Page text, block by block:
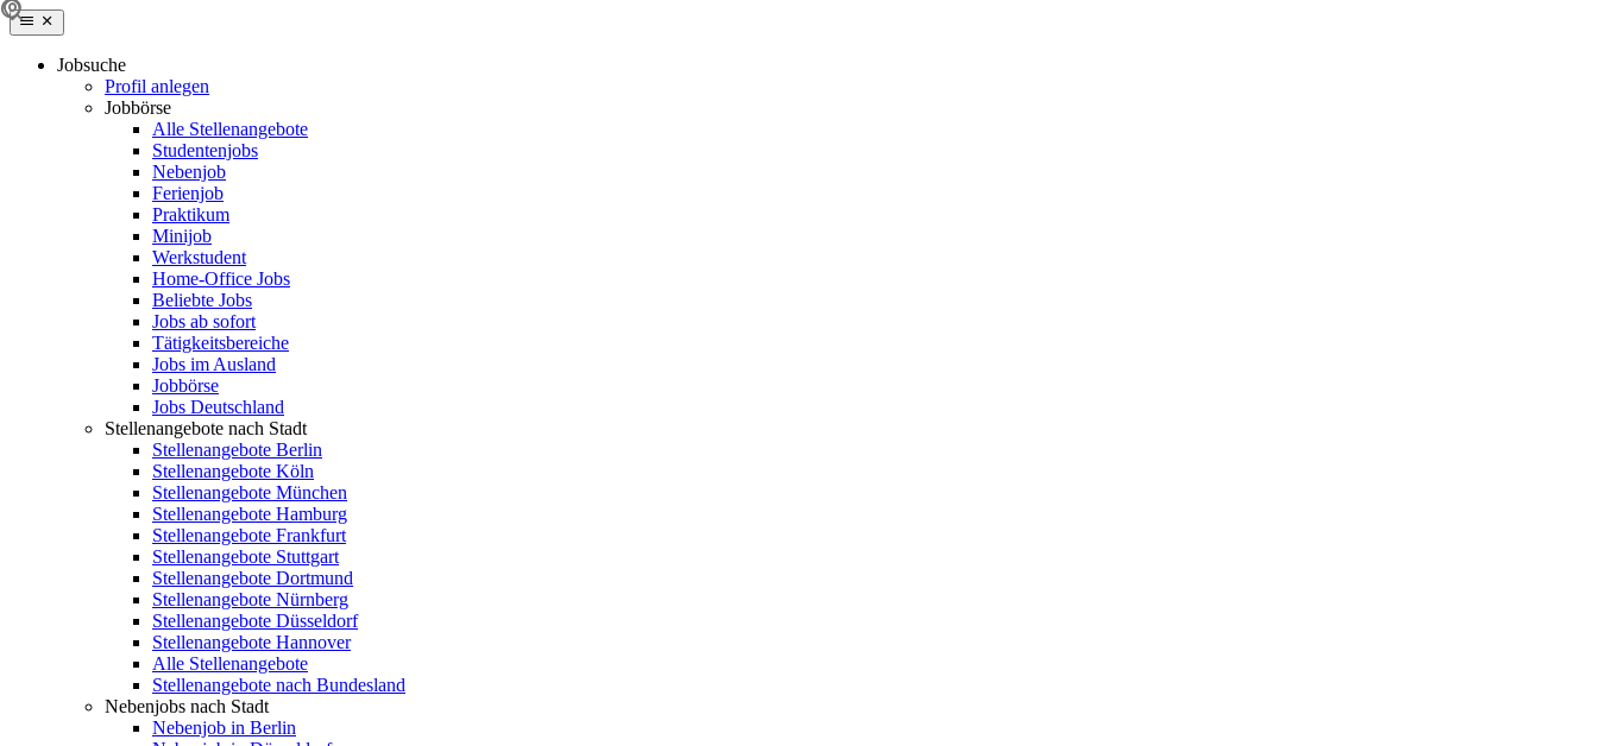
Jobsuche
Profil anlegen
Jobbörse
Alle Stellenangebote
Studentenjobs
Nebenjob
Ferienjob
Praktikum
Minijob
Werkstudent
Home-Office Jobs
Beliebte Jobs
Jobs ab sofort
Tätigkeitsbereiche
Jobs im Ausland
Jobbörse
Jobs Deutschland
Stellenangebote nach Stadt
Stellenangebote Berlin
Stellenangebote Köln
Stellenangebote München
Stellenangebote Hamburg
Stellenangebote Frankfurt
Stellenangebote Stuttgart
Stellenangebote Dortmund
Stellenangebote Nürnberg
Stellenangebote Düsseldorf
Stellenangebote Hannover
Alle Stellenangebote
Stellenangebote nach Bundesland
Nebenjobs nach Stadt
Nebenjob in Berlin